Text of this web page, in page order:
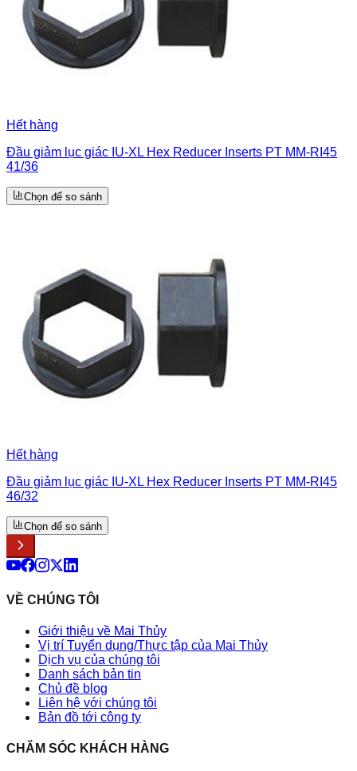
Hết hàng
Đầu giảm lục giác IU-XL Hex Reducer Inserts PT MM-RI45
41/36
Chọn để so sánh
Hết hàng
Đầu giảm lục giác IU-XL Hex Reducer Inserts PT MM-RI45
46/32
Chọn để so sánh
VỀ CHÚNG TÔI
Giới thiệu về Mai Thủy
Vị trí Tuyển dụng/Thực tập của Mai Thủy
Dịch vụ của chúng tôi
Danh sách bản tin
Chủ đề blog
Liên hệ với chúng tôi
Bản đồ tới công ty
CHĂM SÓC KHÁCH HÀNG